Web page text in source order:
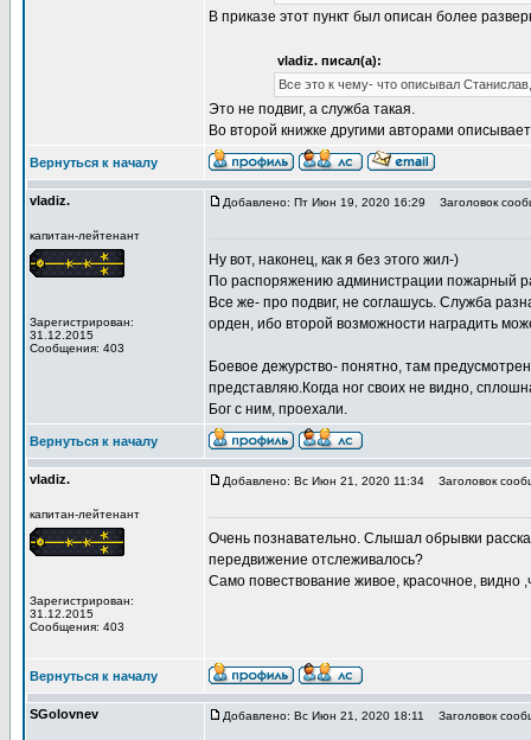
В приказе этот пункт был описан более
vladiz. писал(а):
Все это к чему- что описывал
Это не подвиг, а служба такая.
Во второй книжке другими авторами
Вернуться к началу
vladiz.
капитан-лейтенант
Зарегистрирован:
31.12.2015
Сообщения: 403
Добавлено: Пт Июн 19, 2020 16:29 Заголовок
Ну вот, наконец, как я без этого жил-)
По распоряжению администрации пожарный
Все же- про подвиг, не соглашусь. Служба
орден, ибо второй возможности наградить
Боевое дежурство- понятно, там
представляю.Когда ног своих не видно,
Бог с ним, проехали.
Вернуться к началу
vladiz.
капитан-лейтенант
Зарегистрирован:
31.12.2015
Сообщения: 403
Добавлено: Вс Июн 21, 2020 11:34 Заголовок
Очень познавательно. Слышал обрывки
передвижение отслеживалось?
Само повествование живое, красочное, видно
Вернуться к началу
SGolovnev Добавлено: Вс Июн 21, 2020 18:11 Заголовок